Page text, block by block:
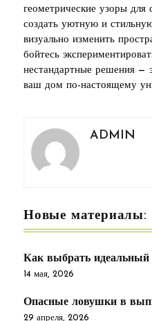
геометрические узоры для
создать уютную и
визуально изменить
бойтесь
нестандартные решения —
ваш дом по-настоящему
ADMIN
Новые материалы:
Как выбрать идеальный
14 мая, 2026
Опасные ловушки в
29 апреля, 2026